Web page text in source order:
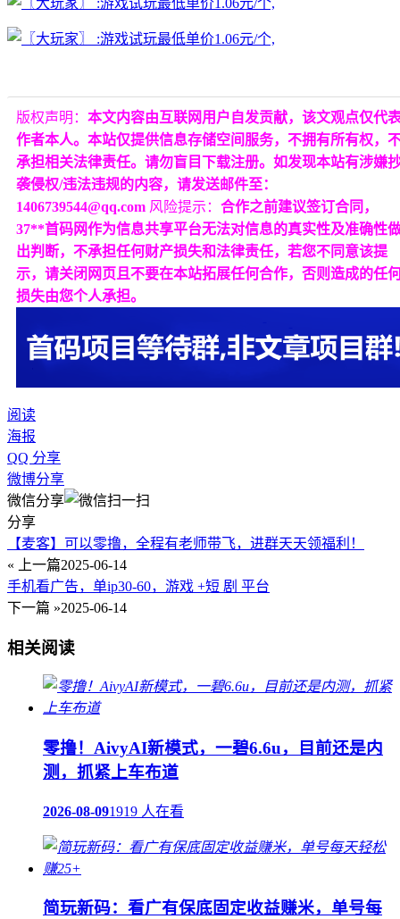
版权声明： 本文内容由互联网用户自发贡献，该文观点仅代
作者本人。本站仅提供信息存储空间服务，不拥有所有权，
承担相关法律责任。请勿盲目下载注册。如发现本站有涉嫌
袭侵权/违法违规的内容，请发送邮件至：
1406739544@qq.com 风险提示： 合作之前建议签订合同，
37**首码网作为信息共享平台无法对信息的真实性及准确性
出判断，不承担任何财产损失和法律责任，若您不同意该提
示，请关闭网页且不要在本站拓展任何合作，否则造成的任
损失由您个人承担。
阅读
海报
QQ 分享
微博分享
微信分享
分享
【麦客】可以零撸，全程有老师带飞，进群天天领福利！
« 上一篇2025-06-14
手机看广告，单ip30-60，游戏 +短 剧 平台
下一篇 »2025-06-14
相关阅读
零撸！AivyAI新模式，一碧6.6u，目前还是内
测，抓紧上车布道
2026-08-091919 人在看
简玩新码：看广有保底固定收益赚米，单号每